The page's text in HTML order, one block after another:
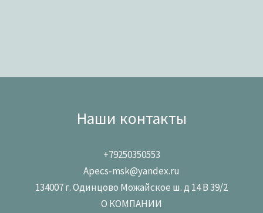
Наши контакты
+79250350553
Apecs-msk@yandex.ru
134007 г. Одинцово Можайское ш. д 14 В 39/2
О КОМПАНИИ